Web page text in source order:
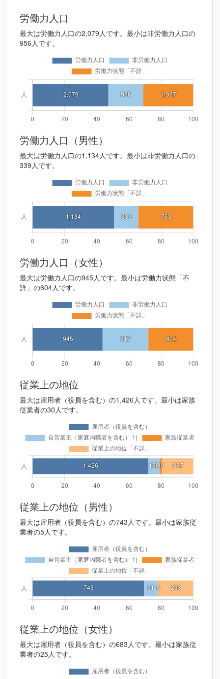
労働力人口
最大は労働力人口の2,079人です。最小は非労働力人口の
956人です。
労働力人口（男性）
最大は労働力人口の1,134人です。最小は非労働力人口の
339人です。
労働力人口（女性）
最大は労働力人口の945人です。最小は労働力状態「不
詳」の604人です。
従業上の地位
最大は雇用者（役員を含む）の1,426人です。最小は家族
従業者の30人です。
従業上の地位（男性）
最大は雇用者（役員を含む）の743人です。最小は家族従
業者の5人です。
従業上の地位（女性）
最大は雇用者（役員を含む）の683人です。最小は家族従
業者の25人です。